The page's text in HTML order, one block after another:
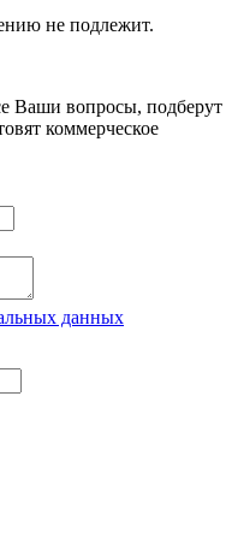
не подлежит.
Ваши вопросы, подберут
коммерческое
данных